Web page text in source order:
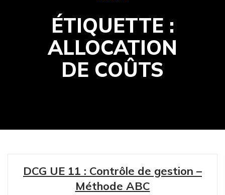
ÉTIQUETTE :
ALLOCATION
DE COÛTS
DCG UE 11 : Contrôle de gestion –
Méthode ABC